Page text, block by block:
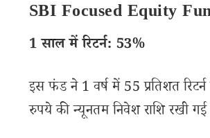
SBI Focused Equity
1 साल में रिटर्न: 53%
इस फंड ने 1 वर्ष में 55 प्रतिशत
रुपये की न्यूनतम निवेश राशि रखी